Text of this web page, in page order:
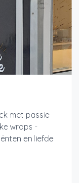
met passie
wraps -
en liefde